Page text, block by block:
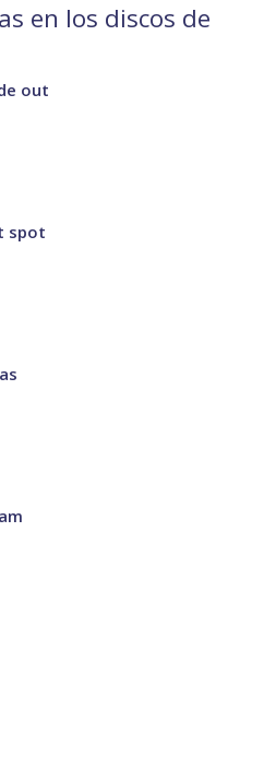
en los discos de
out
spot